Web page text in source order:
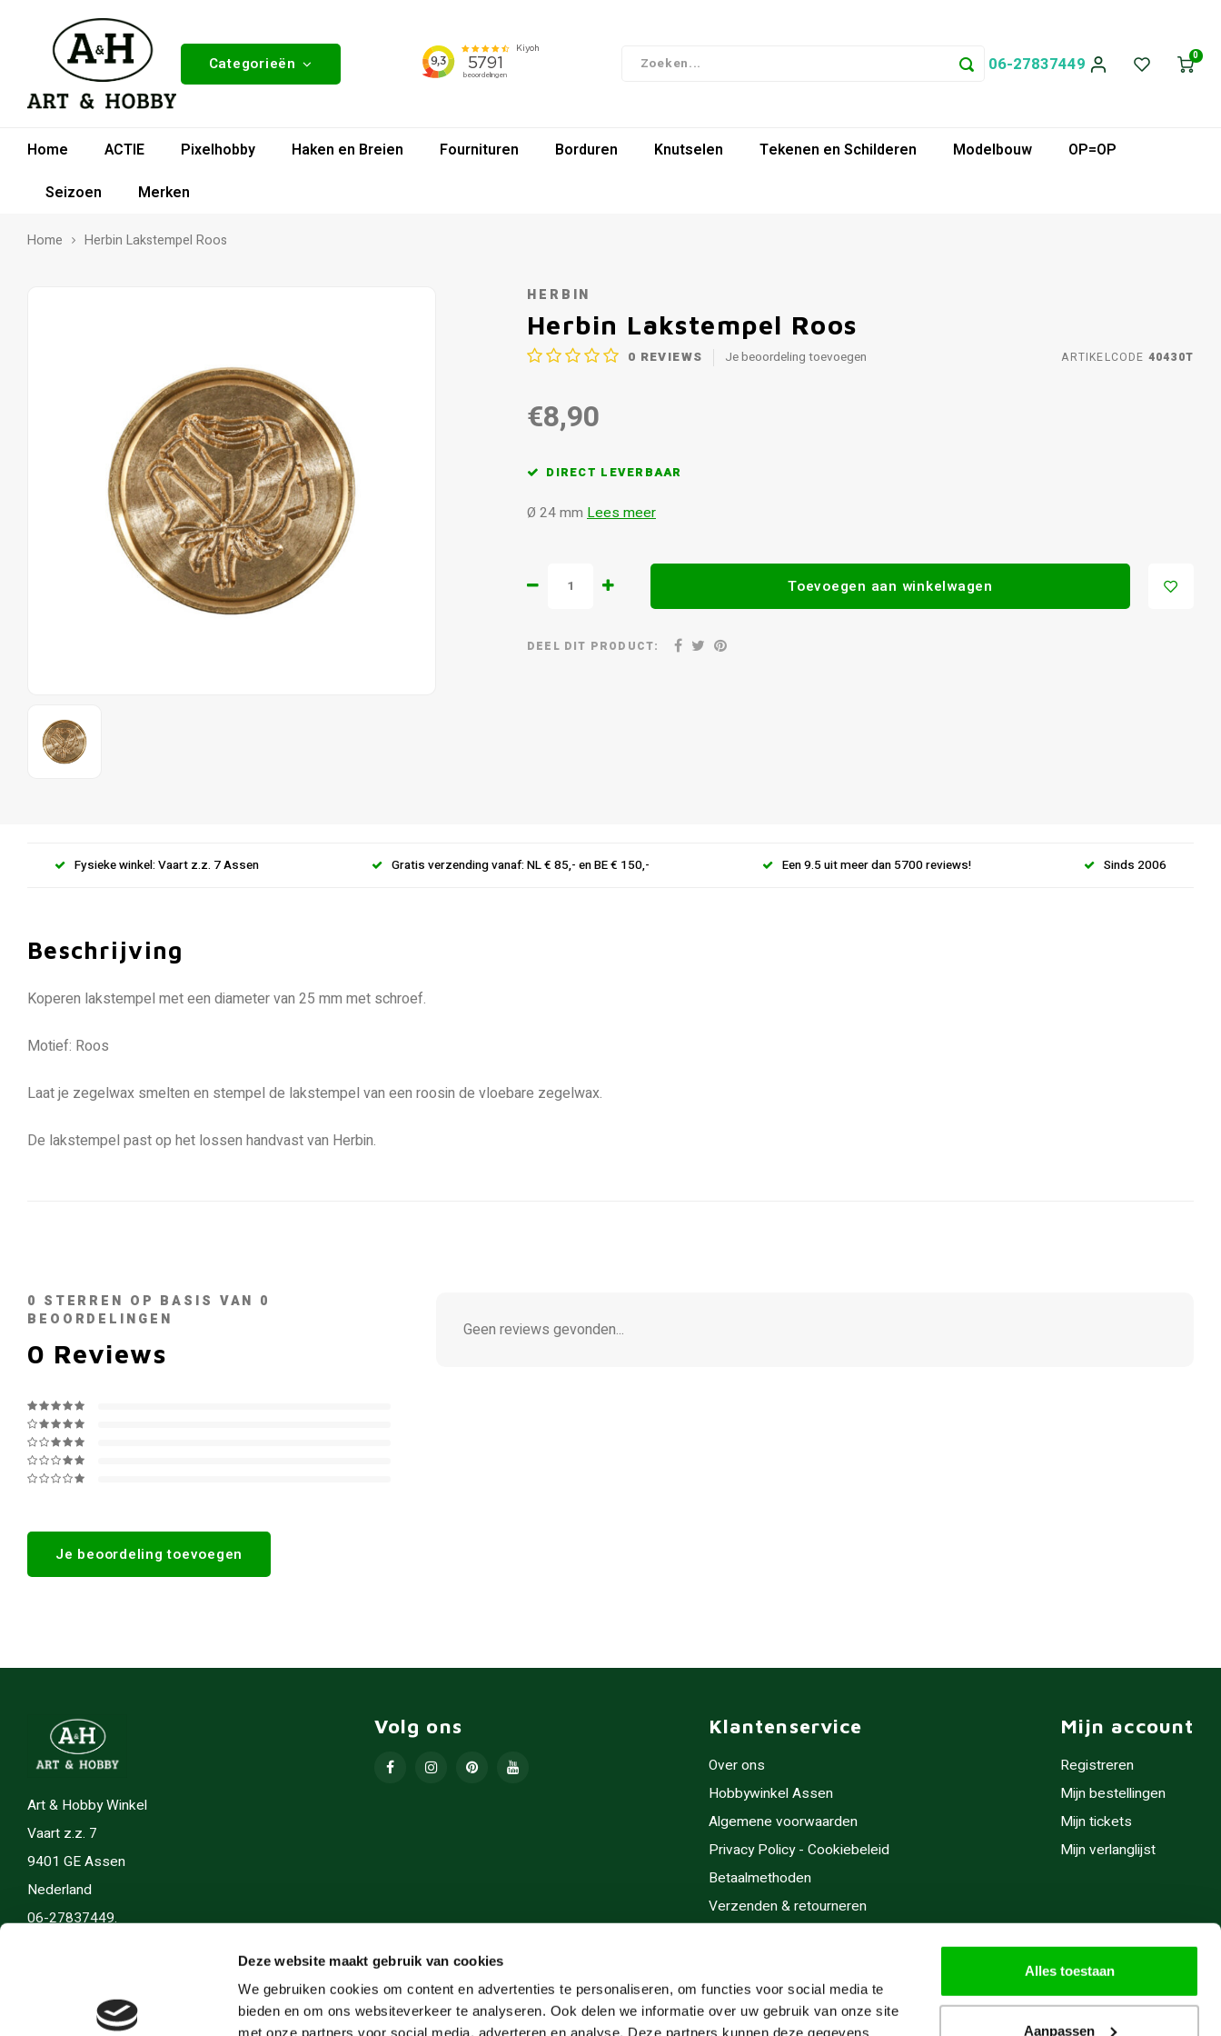
Deze website maakt gebruik van cookies
We gebruiken cookies om content en advertenties te personaliseren, om functies voor social media te
bieden en om ons websiteverkeer te analyseren. Ook delen we informatie over uw gebruik van onze site
met onze partners voor social media, adverteren en analyse. Deze partners kunnen deze gegevens
Alles toestaan
Aanpassen
Categorieën 06-27837449 0
Home ACTIE Pixelhobby Haken en Breien Fournituren Borduren Knutselen Tekenen en Schilderen Modelbouw
OP=OP
Seizoen
Merken
Home Herbin Lakstempel Roos
HERBIN
Herbin Lakstempel Roos
0 REVIEWS Je beoordeling toevoegen ARTIKELCODE 40430T
€8,90
DIRECT LEVERBAAR
Ø 24 mm Lees meer
Toevoegen aan winkelwagen
DEEL DIT PRODUCT:
Fysieke winkel: Vaart z.z. 7 Assen Gratis verzending vanaf: NL € 85,- en BE € 150,- Een 9.5 uit meer dan 5700 reviews! Sinds 2006
Beschrijving
Koperen lakstempel met een diameter van 25 mm met schroef.
Motief: Roos
Laat je zegelwax smelten en stempel de lakstempel van een roosin de vloebare zegelwax.
De lakstempel past op het lossen handvast van Herbin.
0 STERREN OP BASIS VAN 0
BEOORDELINGEN
0 Reviews
Je beoordeling toevoegen
Geen reviews gevonden...
Art & Hobby Winkel
Vaart z.z. 7
9401 GE Assen
Nederland
06-27837449.
Volg ons Klantenservice
Over ons
Hobbywinkel Assen
Algemene voorwaarden
Privacy Policy - Cookiebeleid
Betaalmethoden
Verzenden & retourneren
Cadeaubonnen
Inlijsten
Mijn account
Registreren
Mijn bestellingen
Mijn tickets
Mijn verlanglijst